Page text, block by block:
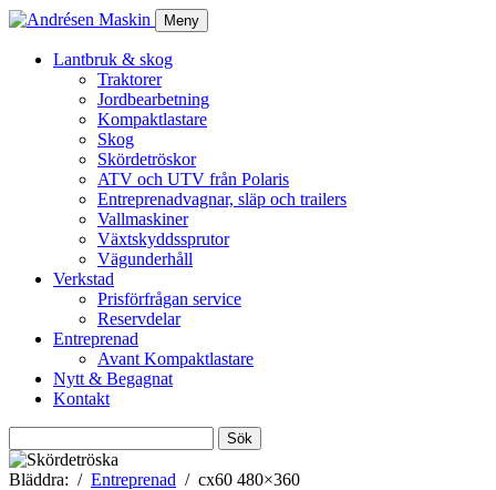
Meny
Lantbruk & skog
Traktorer
Jordbearbetning
Kompaktlastare
Skog
Skördetröskor
ATV och UTV från Polaris
Entreprenadvagnar, släp och trailers
Vallmaskiner
Växtskyddssprutor
Vägunderhåll
Verkstad
Prisförfrågan service
Reservdelar
Entreprenad
Avant Kompaktlastare
Nytt & Begagnat
Kontakt
efter:
Bläddra:
Entreprenad cx60 480×360